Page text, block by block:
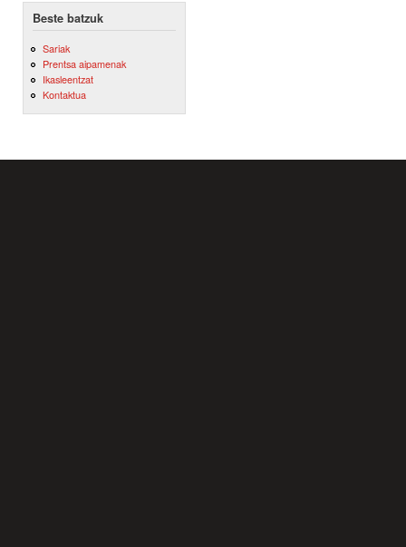
Beste batzuk
Sariak
Prentsa aipamenak
Ikasleentzat
Kontaktua